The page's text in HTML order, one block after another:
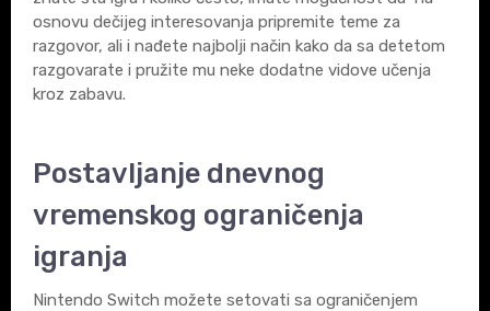
osnovu dečijeg interesovanja pripremite teme za
razgovor, ali i nađete najbolji način kako da sa detetom
razgovarate i pružite mu neke dodatne vidove učenja
kroz zabavu.
Postavljanje dnevnog
vremenskog ograničenja
igranja
Nintendo Switch možete setovati sa ograničenjem